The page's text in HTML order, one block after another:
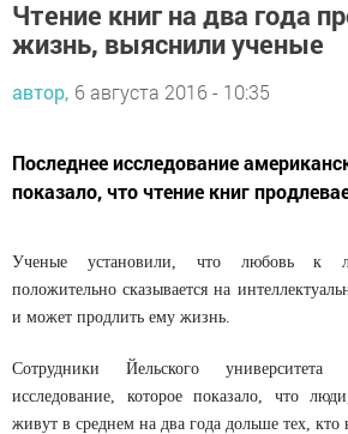
Чтение книг на два года
жизнь, выяснили ученые
автор, 6 августа 2016 - 10:35
Последнее исследование
показало, что чтение книг
Ученые установили, что любовь к
положительно сказывается на
и может продлить ему жизнь.
Сотрудники Йельского университета
исследование, которое показало, что
живут в среднем на два года дольше тех, кто